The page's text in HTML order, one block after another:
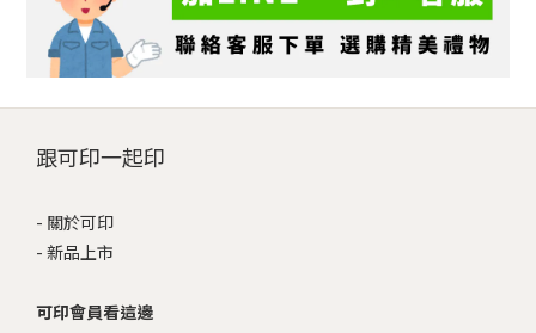
跟可印一起印
- 關於可印
- 新品上市
可印會員看這邊